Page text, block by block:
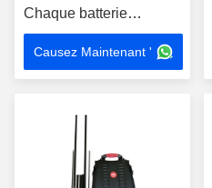
Chaque batterie
intégrée Brouilleur de
signal de téléphone
portable Brouilleur
Causez Maintenant '